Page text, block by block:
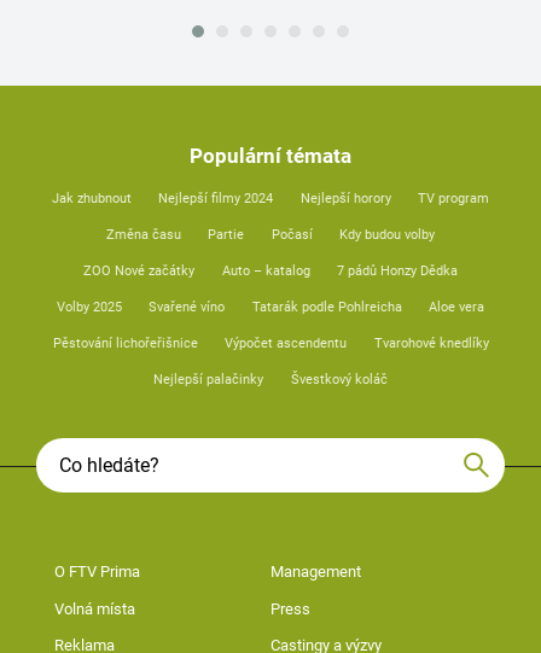
Populární témata
Jak zhubnout Nejlepší filmy 2024 Nejlepší horory TV program
Změna času Partie Počasí Kdy budou volby
ZOO Nové začátky Auto – katalog 7 pádů Honzy Dědka
Volby 2025 Svařené víno Tatarák podle Pohlreicha Aloe vera
Pěstování lichořeřišnice Výpočet ascendentu Tvarohové knedlíky
Nejlepší palačinky Švestkový koláč
O FTV Prima Management
Volná místa Press
Reklama Castingy a výzvy